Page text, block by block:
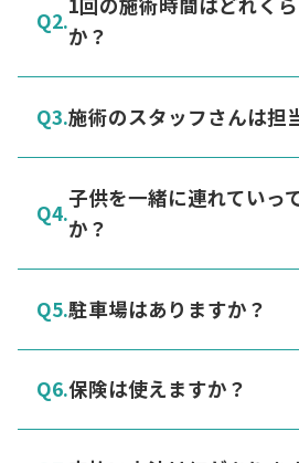
か？
施術のスタッフさんは担
子供を一緒に連れていっ
か？
駐車場はありますか？
保険は使えますか？